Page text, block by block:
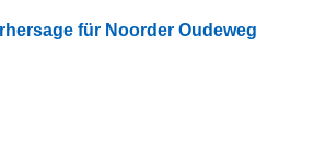
für Noorder Oudeweg